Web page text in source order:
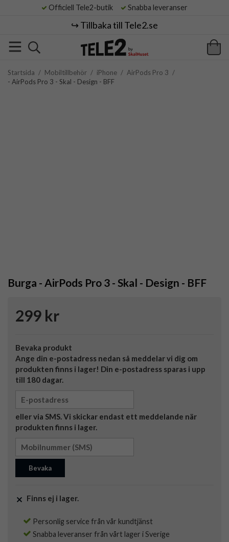
Officiell Tele2-butik Snabba leveranser
↪️ Tillbaka till Tele2.se
Startsida / Mobiltillbehör / iPhone / AirPods Pro 3 /
- AirPods Pro 3 - Skal - Design - BFF
Burga - AirPods Pro 3 - Skal - Design - BFF
299 kr
Bevaka produkt
Ange din e-postadress nedan så meddelar vi dig om
produkten finns i lager! Din e-postadress sparas i upp
till 180 dagar.
eller via SMS. Vi skickar endast ett meddelande när
produkten finns i lager.
Bevaka
Finns ej i lager.
Personlig service från vår kundtjänst
Snabba leveranser från vårt lager i Sverige